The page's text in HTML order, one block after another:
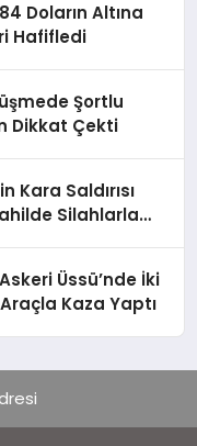
Doların Altına
Hafifledi
Şortlu
Dikkat Çekti
Kara Saldırısı
Silahlarla
Üssü’nde İki
Kaza Yaptı